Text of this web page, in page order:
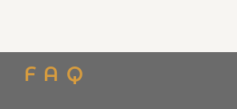
FAQ